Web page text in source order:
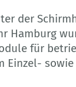
der
Hamburg
für
Einzel-